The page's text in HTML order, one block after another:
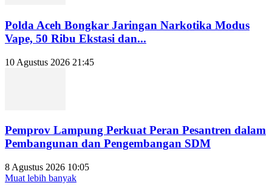
Polda Aceh Bongkar Jaringan Narkotika Modus
Vape, 50 Ribu Ekstasi dan...
10 Agustus 2026 21:45
Pemprov Lampung Perkuat Peran Pesantren dalam
Pembangunan dan Pengembangan SDM
8 Agustus 2026 10:05
Muat lebih banyak